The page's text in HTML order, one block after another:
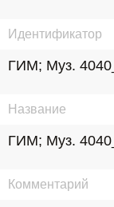
Идентификатор
ГИМ; Муз.
Название
ГИМ; Муз.
Комментарий